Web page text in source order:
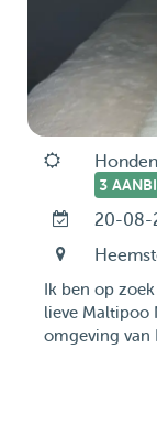
3
20-08-
Ik ben op
lieve Maltipoo
omgeving van